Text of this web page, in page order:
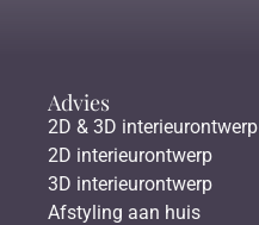
Advies
2D & 3D interieurontwerp
2D interieurontwerp
3D interieurontwerp
Afstyling aan huis